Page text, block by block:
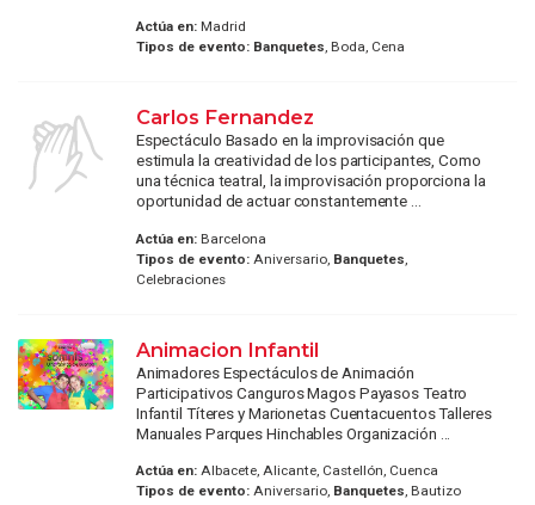
Actúa en:Madrid
Tipos de evento: Banquetes, Boda, Cena
Carlos Fernandez
Espectáculo Basado en la improvisación que
estimula la creatividad de los participantes, Como
una técnica teatral, la improvisación proporciona la
oportunidad de actuar constantemente ...
Actúa en:Barcelona
Tipos de evento:Aniversario, Banquetes
Celebraciones
Animacion Infantil
Animadores Espectáculos de Animación
Participativos Canguros Magos Payasos Teatro
Infantil Títeres y Marionetas Cuentacuentos Talleres
Manuales Parques Hinchables Organización ...
Actúa en:Albacete, Alicante, Castellón, Cuenca
Tipos de evento:Aniversario, Banquetes, Bautizo